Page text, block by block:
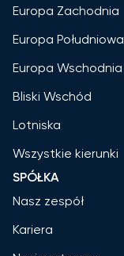
Europa Zachodnia
Europa Południowa
Europa Wschodnia
Bliski Wschód
Lotniska
Wszystkie kierunki
SPÓŁKA
Nasz zespół
Kariera